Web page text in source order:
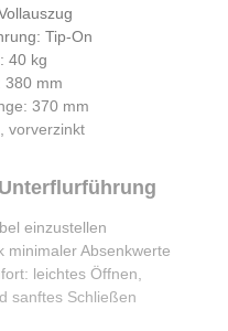
Tip-On
40 kg
380 mm
370 mm
vorverzinkt
einzustellen
minimaler Absenkwerte
leichtes Öffnen,
sanftes Schließen